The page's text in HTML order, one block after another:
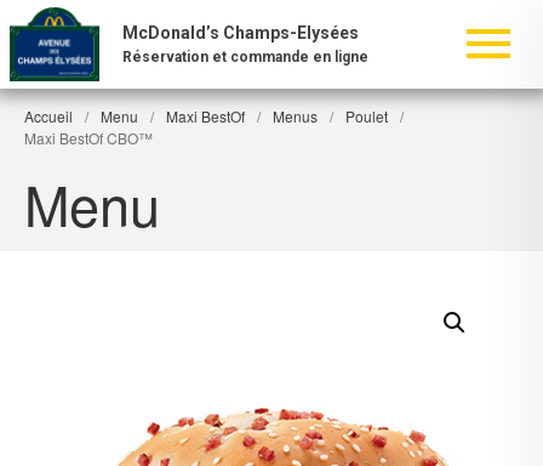
McDonald’s Champs-Elysées
Réservation et commande en ligne
Accueil / Menu / Maxi BestOf / Menus / Poulet /
Maxi BestOf CBO™
Menu